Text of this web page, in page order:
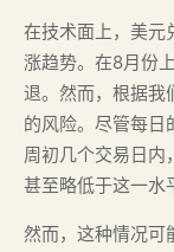
在技术面上，美元
涨趋势。在8月份
退。然而，根据我
的风险。尽管每日
周初几个交易日内
甚至略低于这一水
然而，这种情况可